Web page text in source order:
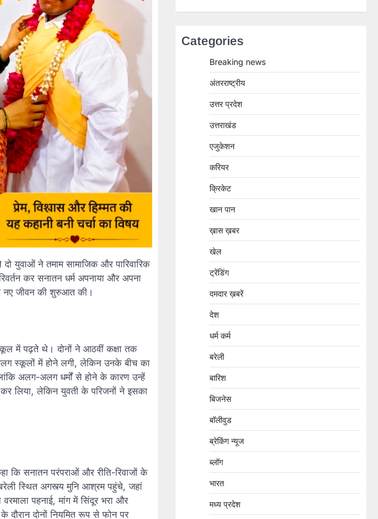
युवाओं ने तमाम सामाजिक और पारिवारिक
कर सनातन धर्म अपनाया और अपना
नए जीवन की शुरुआत की।
में पढ़ते थे। दोनों ने आठवीं कक्षा तक
स्कूलों में होने लगी, लेकिन उनके बीच का
अलग-अलग धर्मों से होने के कारण उन्हें
कर लिया, लेकिन युवती के परिजनों ने इसका
कि सनातन परंपराओं और रीति-रिवाजों के
बरेली स्थित अगस्त्य मुनि आश्रम पहुंचे, जहां
वरमाला पहनाई, मांग में सिंदूर भरा और
दौरान दोनों नियमित रूप से फोन पर
Categories
Breaking news
अंतरराष्ट्रीय
उत्तर प्रदेश
उत्तराखंड
एजुकेशन
करियर
क्रिकेट
खान पान
ख़ास ख़बर
खेल
ट्रेंडिंग
दमदार ख़बरें
देश
धर्म कर्म
बरेली
बारिश
बिजनेस
बॉलीवुड
ब्रेकिंग न्यूज
ब्लॉग
भारत
मध्य प्रदेश